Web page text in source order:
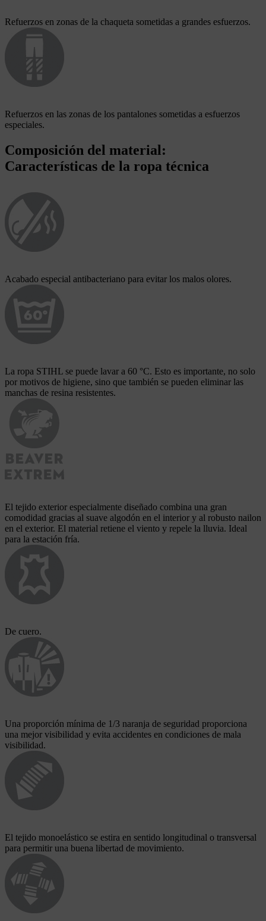
Refuerzos en zonas de la chaqueta sometidas a grandes esfuerzos.
Refuerzos en las zonas de los pantalones sometidas a esfuerzos
especiales.
Composición del material:
Características de la ropa técnica
Acabado especial antibacteriano para evitar los malos olores.
La ropa STIHL se puede lavar a 60 °C. Esto es importante, no solo
por motivos de higiene, sino que también se pueden eliminar las
manchas de resina resistentes.
El tejido exterior especialmente diseñado combina una gran
comodidad gracias al suave algodón en el interior y al robusto nailon
en el exterior. El material retiene el viento y repele la lluvia. Ideal
para la estación fría.
De cuero.
Una proporción mínima de 1/3 naranja de seguridad proporciona
una mejor visibilidad y evita accidentes en condiciones de mala
visibilidad.
El tejido monoelástico se estira en sentido longitudinal o transversal
para permitir una buena libertad de movimiento.